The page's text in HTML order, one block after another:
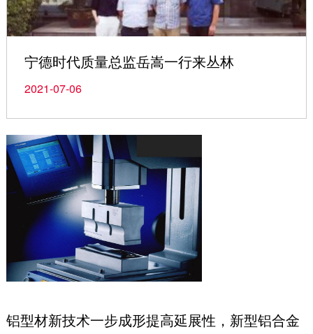
宁德时代质量总监岳嵩一行来丛林
2021-07-06
铝型材新技术一步成形提高延展性，新型铝合金